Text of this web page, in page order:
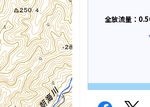
全放流量：